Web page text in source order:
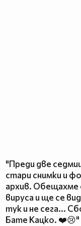
"Преди две
стари снимки и
архив. Обещахме
вируса и ще се
тук и не сега...
Бате Кацко. ❤️😢"